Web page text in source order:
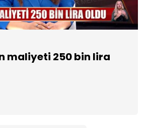
maliyeti 250 bin lira